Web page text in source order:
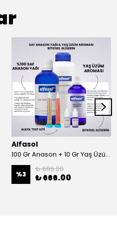
Alfasol
100 Gr Anason + 10 Gr Yaş Üzüm + 250 Gr Gliserin + Alkol Test Kiti
%3
₺ 686.00
₺ 666.00